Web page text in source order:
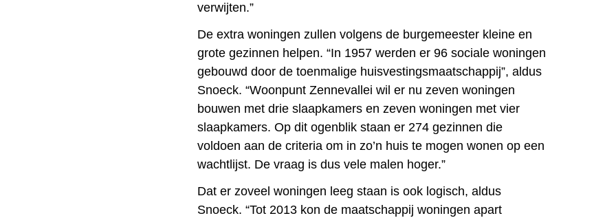
verwijten.”
De extra woningen zullen volgens de burgemeester kleine en
grote gezinnen helpen. “In 1957 werden er 96 sociale woningen
gebouwd door de toenmalige huisvestingsmaatschappij”, aldus
Snoeck. “Woonpunt Zennevallei wil er nu zeven woningen
bouwen met drie slaapkamers en zeven woningen met vier
slaapkamers. Op dit ogenblik staan er 274 gezinnen die
voldoen aan de criteria om in zo’n huis te mogen wonen op een
wachtlijst. De vraag is dus vele malen hoger.”
Dat er zoveel woningen leeg staan is ook logisch, aldus
Snoeck. “Tot 2013 kon de maatschappij woningen apart